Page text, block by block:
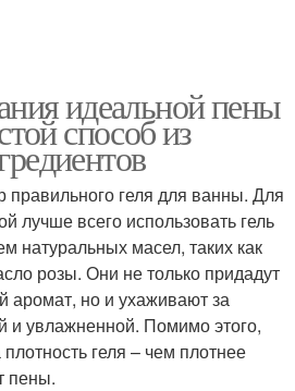
идеальной пены
способ из
геля для ванны. Для
лучше всего использовать гель
натуральных масел, таких как
розы. Они не только придадут
аромат, но и ухаживают за
и увлажненной. Помимо этого,
геля – чем плотнее
пены.